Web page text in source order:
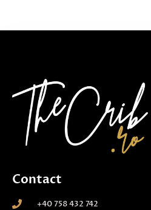
Contact
+40 758 432 742